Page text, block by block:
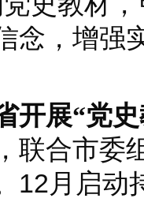
念，增强
开展“党
联合市委
12月启动